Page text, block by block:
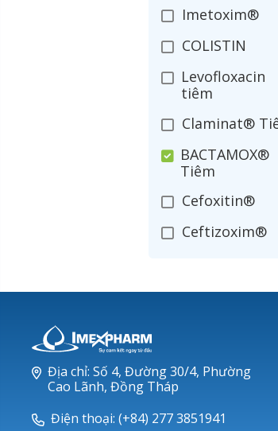
Imetoxim®
COLISTIN
Levofloxacin
tiêm
Claminat®
BACTAMOX®
Tiêm
Cefoxitin®
Ceftizoxim®
Nerusyn®
Ticarlinat®
Zobacta®
Địa chỉ: Số 4, Đường 30/4, Phường
Cao Lãnh, Đồng Tháp
Điện thoại: (+84) 277 3851941